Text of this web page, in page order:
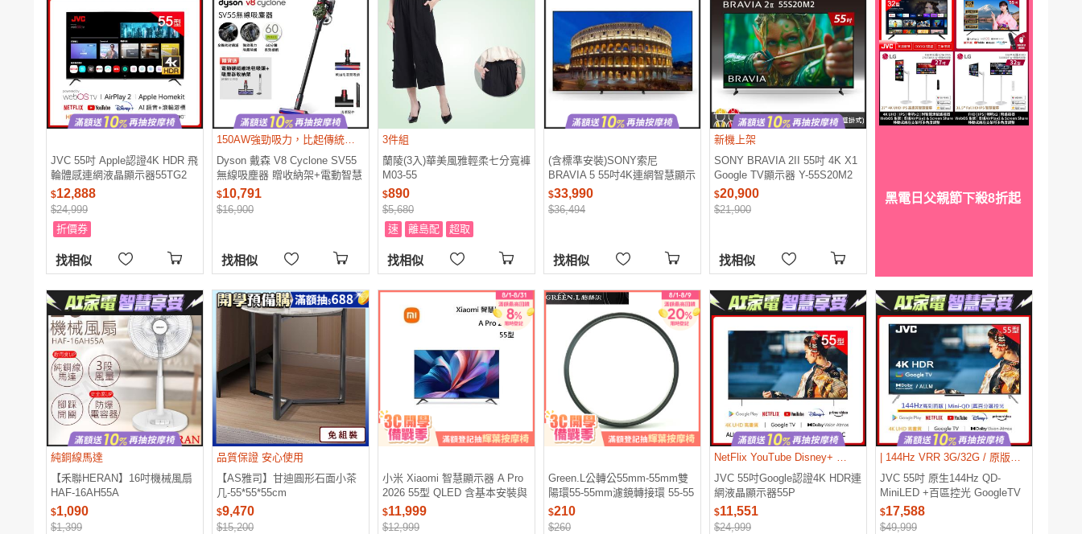
Apple
手機平板
穿戴
電視 季節
廚房
電腦
週邊 電玩
耳機
保養
彩妝 美髮 香氛
JVC 55吋 Apple認證4K HDR 飛
輪體感連網液晶顯示器55TG2
$12,888
$24,999
折價券
找相似
150AW強勁吸力，比起傳統V8無線吸塵器提升30%
Dyson 戴森 V8 Cyclone SV55
無線吸塵器 贈收納架+電動智慧
吸頭
$10,791
$16,900
找相似
3件組
蘭陵(3入)華美風雅輕柔七分寬褲
M03-55
$890
$5,680
速
離島配 超取
找相似
(含標準安裝)SONY索尼
BRAVIA 5 55吋4K連網智慧顯示
器Y-55XR50
$33,990
$36,494
找相似
新機上架
SONY BRAVIA 2II 55吋 4K X1
Google TV顯示器 Y-55S20M2
(含運+基本安裝)
$20,900
$21,900
找相似
黑電日父親節下殺8折起
純銅線馬達
【禾聯HERAN】16吋機械風扇
HAF-16AH55A
$1,090
$1,399
品質保證 安心使用
【AS雅司】甘迪圓形石面小茶
几-55*55*55cm
$9,470
$15,200
小米 Xiaomi 智慧顯示器 A Pro
2026 55型 QLED 含基本安裝與
舊機回收
$11,999
$12,999
Green.L公轉公55mm-55mm雙
陽環55-55mm濾鏡轉接環 55-55
轉接環 55轉55接環 55mm轉
55mm適Macro拍微距Micro
$210
$260
NetFlix YouTube Disney+ 三重認證
JVC 55吋Google認證4K HDR連
網液晶顯示器55P
$11,551
$24,999
| 144Hz VRR 3G/32G / 原版Netflix 4K原版YouTube 4K|
JVC 55吋 原生144Hz QD-
MiniLED +百區控光 GoogleTV
4K HDR連網液晶顯示器55XM
$17,588
$49,999